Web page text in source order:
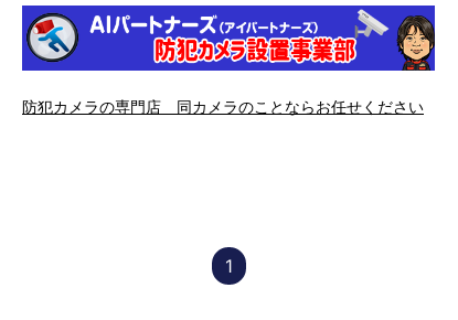
防犯カメラの専門店 同カメラのことならお任せください
1